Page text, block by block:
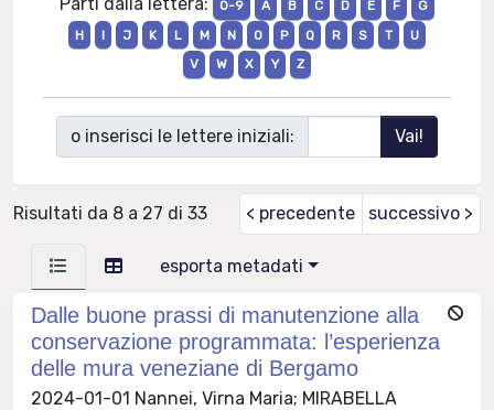
0-9 A B C D E F
G
H
I J K L M N O P Q R S T
U
V
W X Y Z
o inserisci le lettere iniziali:
Risultati da 8 a 27 di 33 < precedente successivo >
esporta metadati
Dalle buone prassi di manutenzione alla
conservazione programmata: l’esperienza
delle mura veneziane di Bergamo
2024-01-01 Nannei, Virna Maria; MIRABELLA